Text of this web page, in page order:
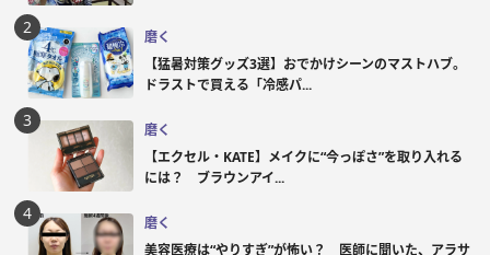
磨く
【猛暑対策グッズ3選】おでかけシーンのマストハブ。
ドラストで買える「冷感パ...
磨く
【エクセル・KATE】メイクに“今っぽさ”を取り入れる
には？ ブラウンアイ...
磨く
美容医療は“やりすぎ”が怖い？ 医師に聞いた、アラサ